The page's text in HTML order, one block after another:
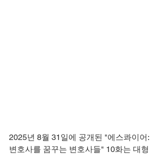
2025년 8월 31일에 공개된 "에스콰이어:
변호사를 꿈꾸는 변호사들" 10화는 대형